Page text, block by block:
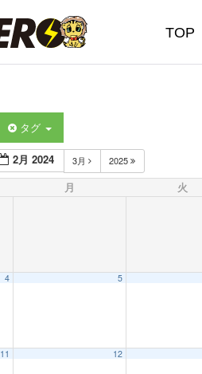
TOP
タグ
2月 2024 3月 2025
月 火
4 5
11 12